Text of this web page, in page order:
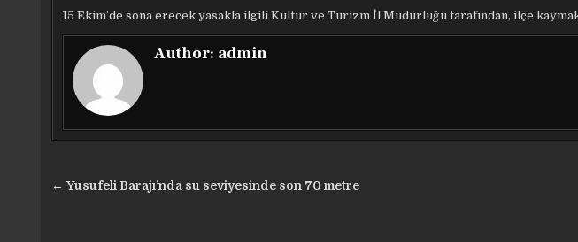
15 Ekim’de sona erecek yasakla ilgili Kültür ve Turizm İl Müdürlüğü tarafından, ilçe
Author: admin
Yazı
← Yusufeli Barajı’nda su seviyesinde son 70 metre